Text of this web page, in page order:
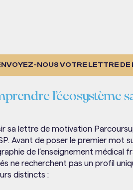
NOUS VOTRE LETTRE DE
l’écosystème
sa lettre de motivation
Avant de poser le premier mot
de l’enseignement médical
ne recherchent pas un profil
distincts :